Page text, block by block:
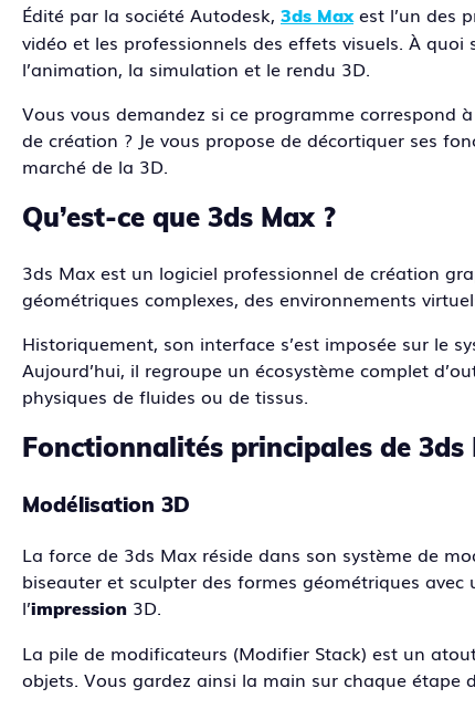
Édité par la société Autodesk, 3ds Max est l’un des
vidéo et les professionnels des effets visuels. À
l’animation, la simulation et le rendu 3D.
Vous vous demandez si ce programme correspond
de création ? Je vous propose de décortiquer ses
marché de la 3D.
Qu’est-ce que 3ds Max ?
3ds Max est un logiciel professionnel de création
géométriques complexes, des environnements
Historiquement, son interface s’est imposée sur le
Aujourd’hui, il regroupe un écosystème complet
physiques de fluides ou de tissus.
Fonctionnalités principales de 3ds
Modélisation 3D
La force de 3ds Max réside dans son système de
biseauter et sculpter des formes géométriques
l’impression 3D.
La pile de modificateurs (Modifier Stack) est un
objets. Vous gardez ainsi la main sur chaque